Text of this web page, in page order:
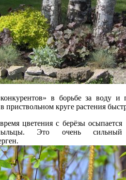
в борьбе за воду и
круге растения
цветения с берёзы осыпается
Это очень сильный